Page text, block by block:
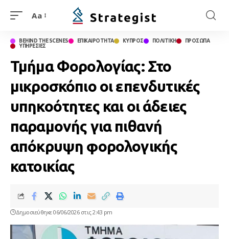
Aa
BEHIND THE SCENES ΕΠΙΚΑΙΡΟΤΗΤΑ ΚΥΠΡΟΣ ΠΟΛΙΤΙΚΗ
ΠΡΟΣΩΠΑ
ΥΠΗΡΕΣΙΕΣ
Τμήμα Φορολογίας: Στο
μικροσκόπιο οι επενδυτικές
υπηκοότητες και οι άδειες
παραμονής για πιθανή
απόκρυψη φορολογικής
κατοικίας
Δημοσιεύθηκε 06/06/2026 στις 2:43 pm